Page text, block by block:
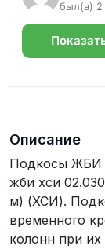
был(а) 2
Описание
Подкосы ЖБИ
жби хси
м) (ХСИ).
временного
колонн при